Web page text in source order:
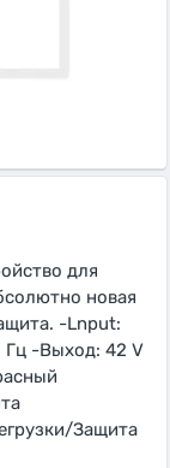
для
новая
-Lnput:
Гц -Выход: 42 V
Защита